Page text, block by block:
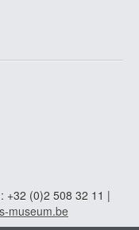
+32 (0)2 508 32 11 |
museum.be